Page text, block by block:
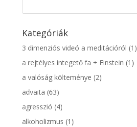
Kategóriák
3 dimenziós videó a meditációról (1)
a rejtélyes integető fa + Einstein (1)
a valóság költeménye (2)
advaita (63)
agresszió (4)
alkoholizmus (1)